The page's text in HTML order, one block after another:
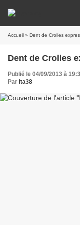
Accueil » Dent de Crolles
Dent de Crolles
Publié le 04/09/2013 à
Par lta38